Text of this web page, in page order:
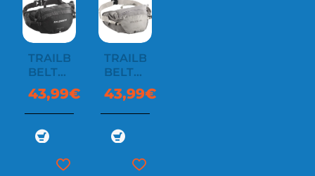
TRAILBLAZER
BELT
4L
43,99€
TRAILBLAZER
BELT
4L
43,99€